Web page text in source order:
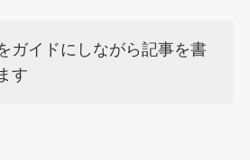
ガイドにしながら記事を書
す